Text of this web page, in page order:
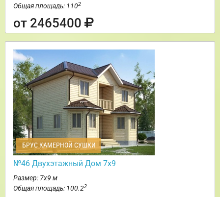
Общая площадь: 1102
от 2465400
БРУС КАМЕРНОЙ СУШКИ
№46 Двухэтажный Дом 7х9
Размер: 7х9 м
Общая площадь: 100.22